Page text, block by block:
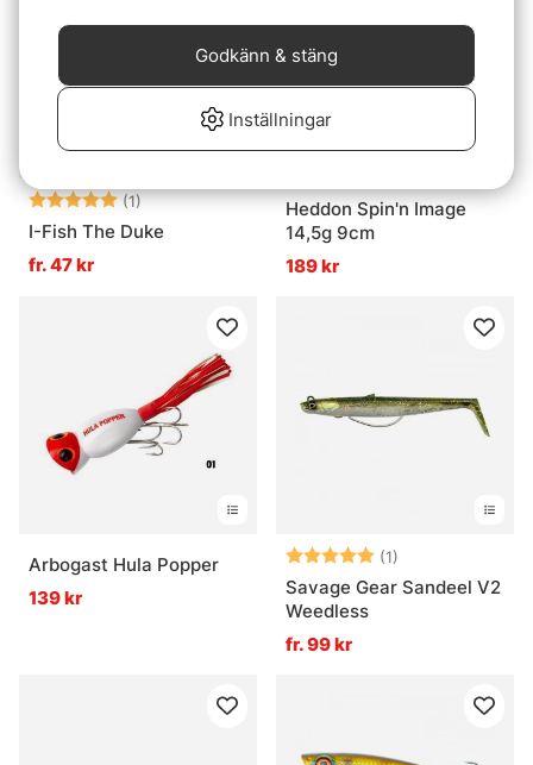
Betyg: (1)5.0 utav 5 stjärnor
I-Fish The Duke
fr. 47 kr
Heddon Spin'n Image
14,5g 9cm
189 kr
Arbogast Hula Popper
139 kr
Betyg: (1)
Savage Gear Sandeel V2
Weedless
fr. 99 kr
Inställningar
Godkänn & stäng